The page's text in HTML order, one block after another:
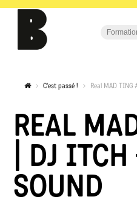
C'est passé ! Real MAD TING
REAL
| DJ
SOUND